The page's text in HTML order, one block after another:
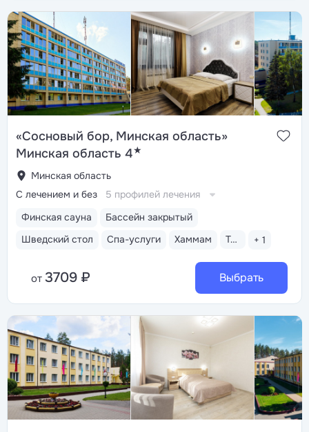
«Сосновый бор, Минская область»
Минская область 4★
Минская область
Финская сауна
Бассейн закрытый
Шведский стол
Спа-услуги Хаммам Тренажерный зал + 1
С лечением и без 5 профилей лечения
от 3709 ₽ Выбрать